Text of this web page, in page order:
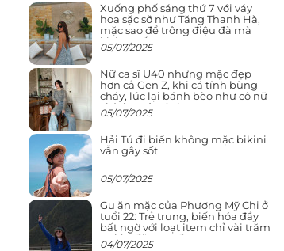
Xuống phố sáng thứ 7 với váy
hoa sặc sỡ như Tăng Thanh Hà,
mặc sao để trông điệu đà mà
không sến
05/07/2025
Nữ ca sĩ U40 nhưng mặc đẹp
hơn cả Gen Z, khi cá tính bùng
cháy, lúc lại bánh bèo như cô nữ
chính ngôn tình
05/07/2025
Hải Tú đi biển không mặc bikini
vẫn gây sốt
05/07/2025
Gu ăn mặc của Phương Mỹ Chi ở
tuổi 22: Trẻ trung, biến hóa đầy
bất ngờ với loạt item chỉ vài trăm
nghìn đã mua được
04/07/2025